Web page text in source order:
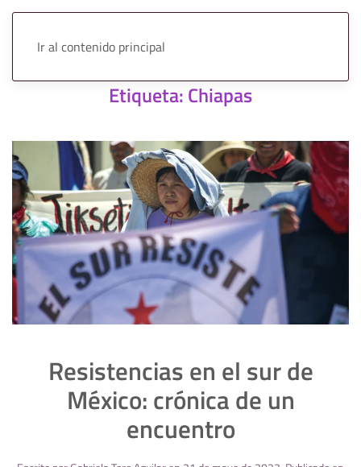
Ir al contenido principal
Etiqueta:Chiapas
Resistencias en el sur de
México: crónica de un
encuentro